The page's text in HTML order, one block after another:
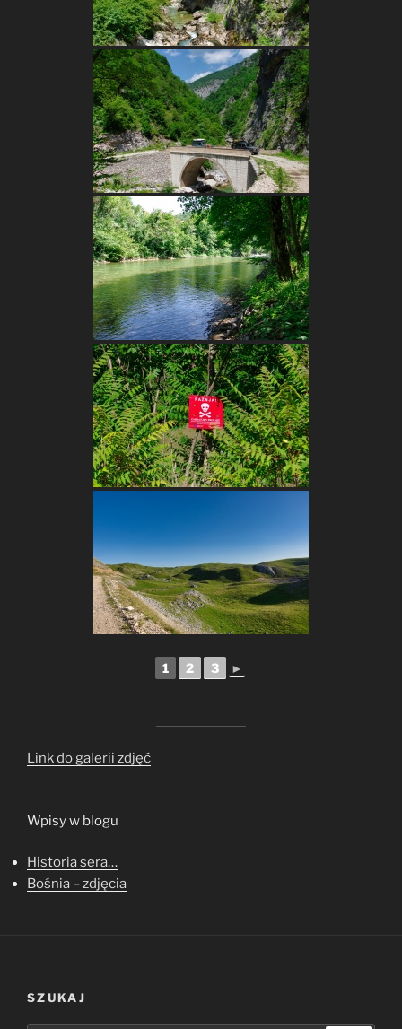
1 2 3 ►
Link do galerii zdjęć
Wpisy w blogu
Historia sera…
Bośnia – zdjęcia
SZUKAJ